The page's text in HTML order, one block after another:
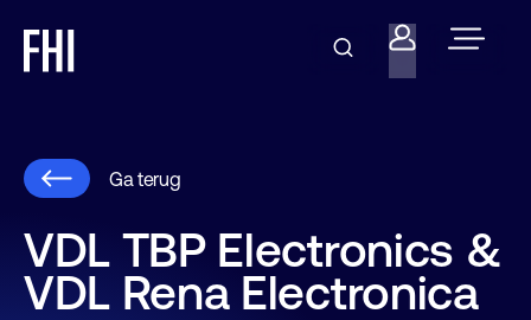
Ga terug
VDL TBP Electronics &
VDL Rena Electronica